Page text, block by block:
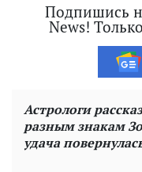
Подпишись
News!
Астрологи
разным знакам
удача